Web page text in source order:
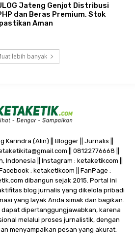
Jateng Genjot Distribusi
dan Beras Premium, Stok
Aman
lebih banyak
Karindra (Alin) || Blogger || Jurnalis ||
|| 08122776668 ||
Indonesia || Instagram : ketaketikcom ||
: ketaketikcom || FanPage :
dibangun sejak 2015. Portal ini
blog jurnalis yang dikelola pribadi
yang layak Anda simak dan bagikan.
dapat dipertanggungjawabkan, karena
melalui proses jurnalistik, dengan
menyampaikan pesan yang akurat.